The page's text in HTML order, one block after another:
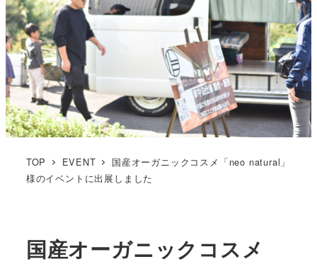
TOP EVENT
国産オーガニックコスメ「neo natural」
様のイベントに出展しました
国産オーガニックコスメ